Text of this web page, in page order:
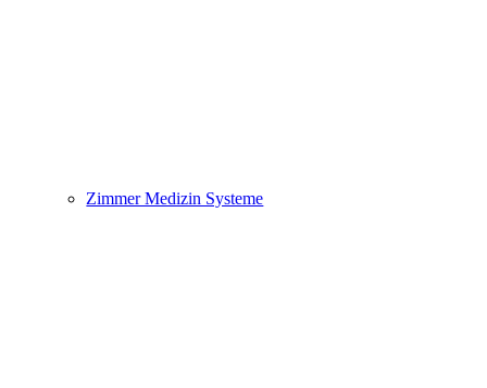
Zimmer Medizin Systeme